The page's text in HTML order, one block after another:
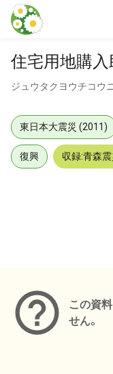
本文に飛ぶ
住宅用地購
ジュウタクヨウチコウ
東日本大震災 (2011)
復興 収録:青森震
この資
せん。